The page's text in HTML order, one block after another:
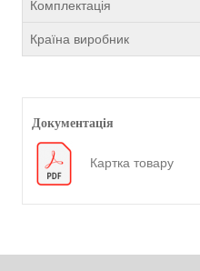
Комплектація
Країна виробник
Документація
Картка товару